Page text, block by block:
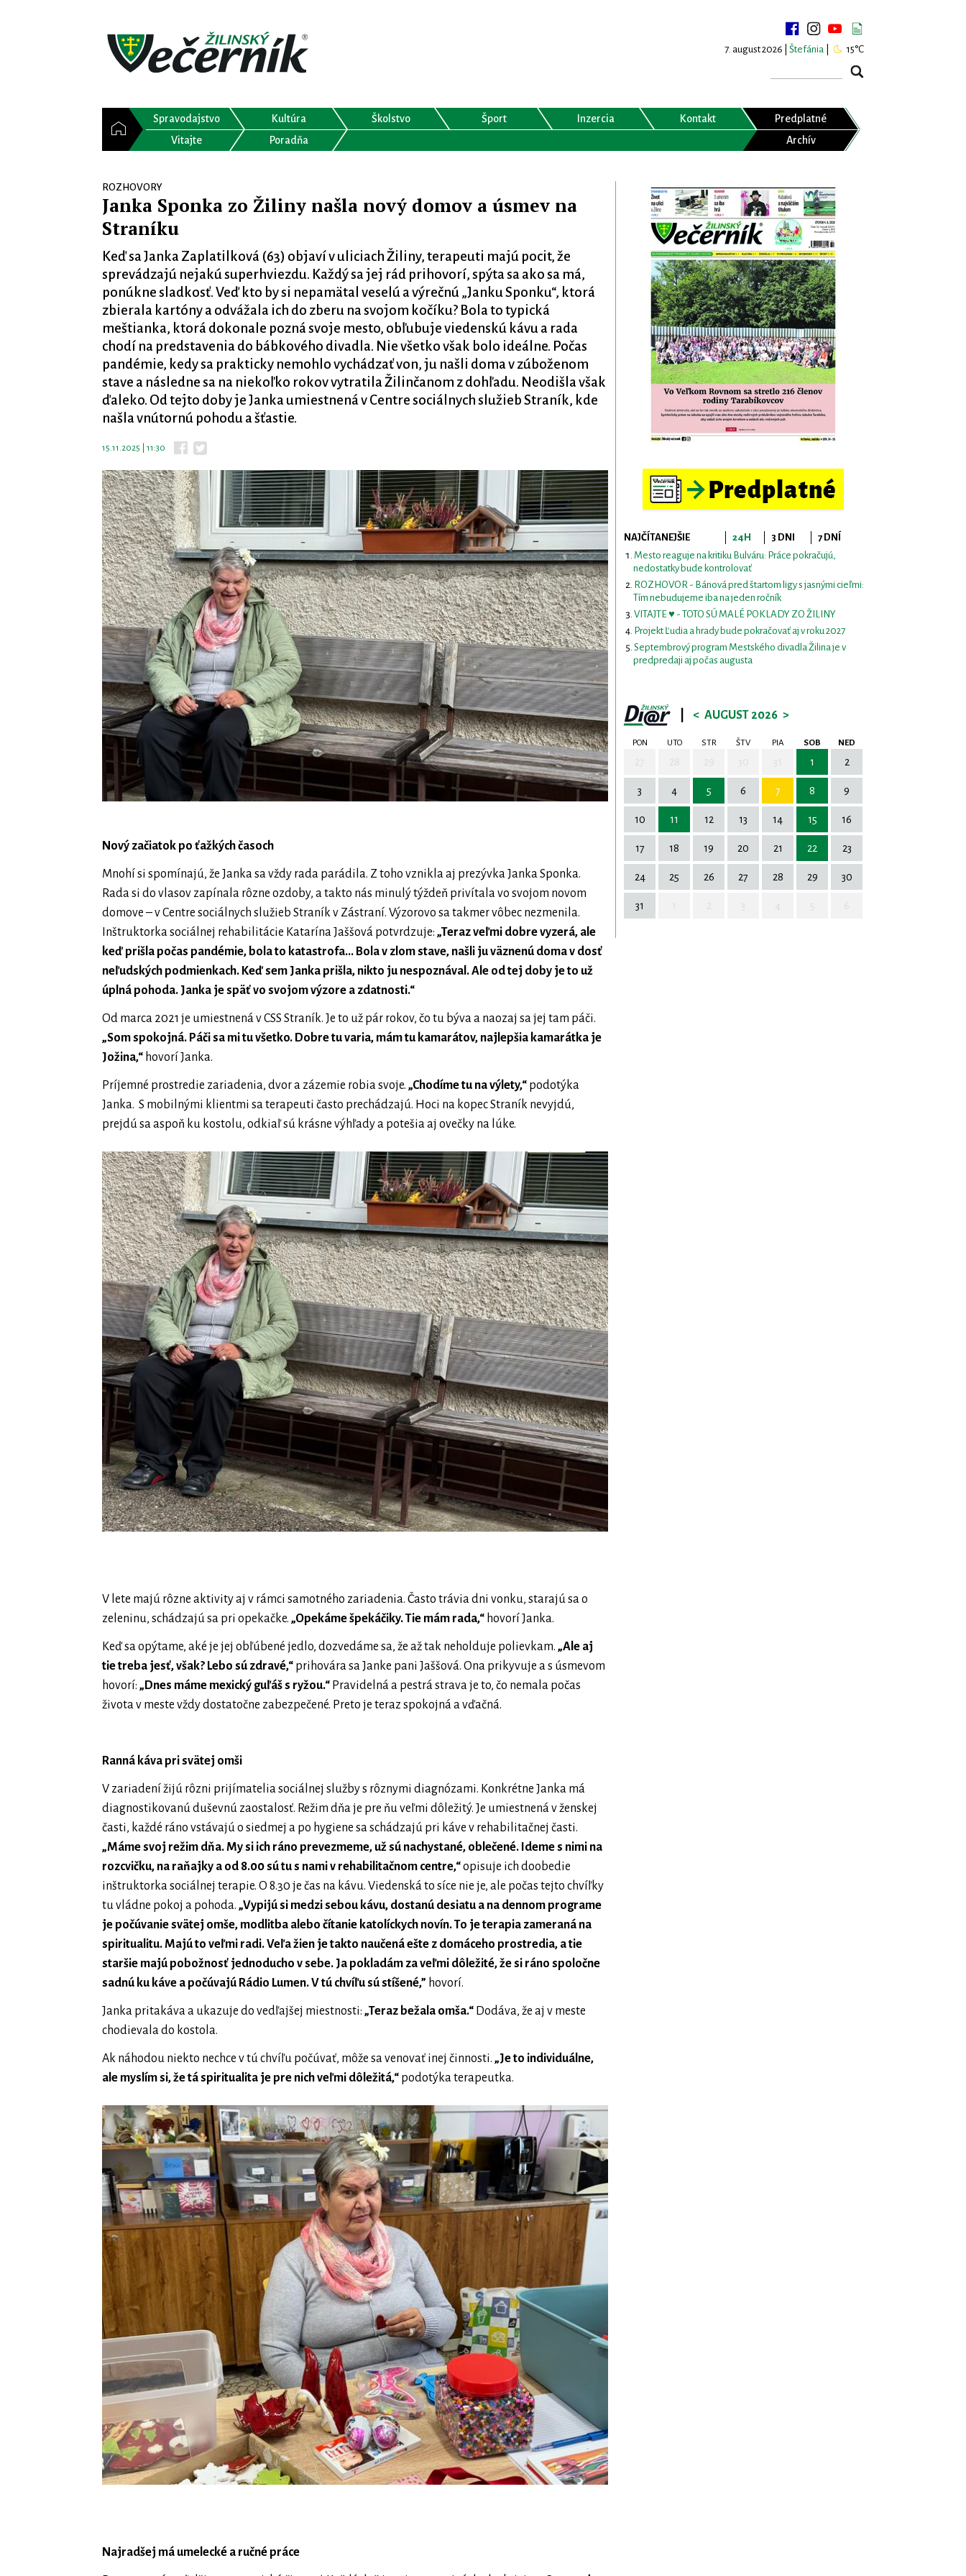
7. august 2026 | Štefánia 15°C
Spravodajstvo Kultúra Školstvo Šport Inzercia Kontakt
Predplatné
Vitajte
Poradňa Archív
ROZHOVORY
Janka Sponka zo Žiliny našla nový domov a úsmev na
Straníku
Keď sa Janka Zaplatilková (63) objaví v uliciach Žiliny, terapeuti majú pocit, že
sprevádzajú nejakú superhviezdu. Každý sa jej rád prihovorí, spýta sa ako sa má,
ponúkne sladkosť. Veď kto by si nepamätal veselú a výrečnú „Janku Sponku“, ktorá
zbierala kartóny a odvážala ich do zberu na svojom kočíku? Bola to typická
meštianka, ktorá dokonale pozná svoje mesto, obľubuje viedenskú kávu a rada
chodí na predstavenia do bábkového divadla. Nie všetko však bolo ideálne. Počas
pandémie, kedy sa prakticky nemohlo vychádzať von, ju našli doma v zúboženom
stave a následne sa na niekoľko rokov vytratila Žilinčanom z dohľadu. Neodišla však
ďaleko. Od tejto doby je Janka umiestnená v Centre sociálnych služieb Straník, kde
našla vnútornú pohodu a šťastie.
15.11.2025 | 11:30
Nový začiatok po ťažkých časoch
Mnohí si spomínajú, že Janka sa vždy rada parádila. Z toho vznikla aj prezývka Janka Sponka.
Rada si do vlasov zapínala rôzne ozdoby, a takto nás minulý týždeň privítala vo svojom novom
domove – v Centre sociálnych služieb Straník v Zástraní. Výzorovo sa takmer vôbec nezmenila.
Inštruktorka sociálnej rehabilitácie Katarína Jaššová potvrdzuje: „Teraz veľmi dobre vyzerá, ale
keď prišla počas pandémie, bola to katastrofa... Bola v zlom stave, našli ju väznenú doma v dosť
neľudských podmienkach. Keď sem Janka prišla, nikto ju nespoznával. Ale od tej doby je to už
úplná pohoda. Janka je späť vo svojom výzore a zdatnosti.“
Od marca 2021 je umiestnená v CSS Straník. Je to už pár rokov, čo tu býva a naozaj sa jej tam páči.
„Som spokojná. Páči sa mi tu všetko. Dobre tu varia, mám tu kamarátov, najlepšia kamarátka je
Jožina,“ hovorí Janka.
Príjemné prostredie zariadenia, dvor a zázemie robia svoje. „Chodíme tu na výlety,“ podotýka
Janka. S mobilnými klientmi sa terapeuti často prechádzajú. Hoci na kopec Straník nevyjdú,
prejdú sa aspoň ku kostolu, odkiaľ sú krásne výhľady a potešia aj ovečky na lúke.
V lete majú rôzne aktivity aj v rámci samotného zariadenia. Často trávia dni vonku, starajú sa o
zeleninu, schádzajú sa pri opekačke. „Opekáme špekáčiky. Tie mám rada,“ hovorí Janka.
Keď sa opýtame, aké je jej obľúbené jedlo, dozvedáme sa, že až tak neholduje polievkam. „Ale aj
tie treba jesť, však? Lebo sú zdravé,“ prihovára sa Janke pani Jaššová. Ona prikyvuje a s úsmevom
hovorí: „Dnes máme mexický guľáš s ryžou.“ Pravidelná a pestrá strava je to, čo nemala počas
života v meste vždy dostatočne zabezpečené. Preto je teraz spokojná a vďačná.
Ranná káva pri svätej omši
V zariadení žijú rôzni prijímatelia sociálnej služby s rôznymi diagnózami. Konkrétne Janka má
diagnostikovanú duševnú zaostalosť. Režim dňa je pre ňu veľmi dôležitý. Je umiestnená v ženskej
časti, každé ráno vstávajú o siedmej a po hygiene sa schádzajú pri káve v rehabilitačnej časti.
„Máme svoj režim dňa. My si ich ráno prevezmeme, už sú nachystané, oblečené. Ideme s nimi na
rozcvičku, na raňajky a od 8.00 sú tu s nami v rehabilitačnom centre,“opisuje ich doobedie
inštruktorka sociálnej terapie. O 8.30 je čas na kávu. Viedenská to síce nie je, ale počas tejto chvíľky
tu vládne pokoj a pohoda. „Vypijú si medzi sebou kávu, dostanú desiatu a na dennom programe
je počúvanie svätej omše, modlitba alebo čítanie katolíckych novín. To je terapia zameraná na
spiritualitu. Majú to veľmi radi. Veľa žien je takto naučená ešte z domáceho prostredia, a tie
staršie majú pobožnosť jednoducho v sebe. Ja pokladám za veľmi dôležité, že si ráno spoločne
sadnú ku káve a počúvajú Rádio Lumen. V tú chvíľu sú stíšené,” hovorí.
Janka pritakáva a ukazuje do vedľajšej miestnosti: „Teraz bežala omša.“ Dodáva, že aj v meste
chodievala do kostola.
Ak náhodou niekto nechce v tú chvíľu počúvať, môže sa venovať inej činnosti. „Je to individuálne,
ale myslím si, že tá spiritualita je pre nich veľmi dôležitá,“ podotýka terapeutka.
Najradšej má umelecké a ručné práce
NAJČÍTANEJŠIE 24H 3 DNI
7 DNÍ
Mesto reaguje na kritiku Bulváru: Práce pokračujú,
nedostatky bude kontrolovať
ROZHOVOR - Bánová pred štartom ligy s jasnými cieľmi:
Tím nebudujeme iba na jeden ročník
VITAJTE ♥ - TOTO SÚ MALÉ POKLADY ZO ŽILINY
Projekt Ľudia a hrady bude pokračovať aj v roku 2027
Septembrový program Mestského divadla Žilina je v
predpredaji aj počas augusta
< AUGUST 2026 >
PON UTO STR ŠTV PIA SOB NED
1 2
3 4 5 6 7 8 9
10 11 12 13 14 15 16
17 18 19 20 21 22 23
24 25 26 27 28 29 30
31